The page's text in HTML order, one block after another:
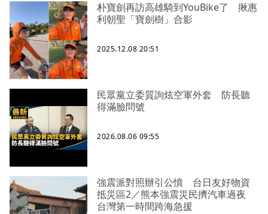
朴寶劍再訪高雄騎到YouBike了 揪惠
利朝聖「寶劍樹」合影
2025.12.08 20:51
民眾黨立委質詢炫空軍外套 防長聽
得滿臉問號
2026.08.06 09:55
強震派對照辦引公憤 台日友好物資
抵災區2／熊本強震災民擠汽車過夜
台灣第一時間跨海急援